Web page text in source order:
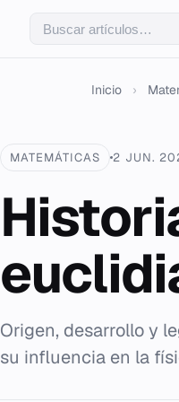
Inicio ›
MATEMÁTICAS 2 JUN.
Origen, desarrollo y
su influencia en la